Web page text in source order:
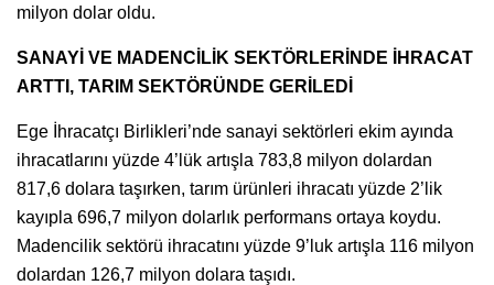
milyon dolar oldu.
SANAYİ VE MADENCİLİK SEKTÖRLERİNDE İHRACAT
ARTTI, TARIM SEKTÖRÜNDE GERİLEDİ
Ege İhracatçı Birlikleri’nde sanayi sektörleri ekim ayında
ihracatlarını yüzde 4’lük artışla 783,8 milyon dolardan
817,6 dolara taşırken, tarım ürünleri ihracatı yüzde 2’lik
kayıpla 696,7 milyon dolarlık performans ortaya koydu.
Madencilik sektörü ihracatını yüzde 9’luk artışla 116 milyon
dolardan 126,7 milyon dolara taşıdı.